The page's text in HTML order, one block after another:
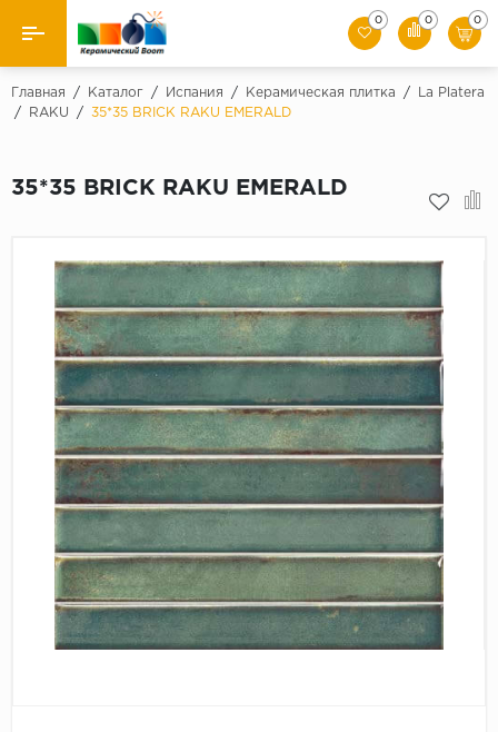
Назад
Керамическая плитка
Искусственный камень
Клинкер
0 0 0
Главная / Каталог / Испания / Керамическая плитка /
La Platera
/
RAKU / 35*35 BRICK RAKU EMERALD
35*35 BRICK RAKU EMERALD